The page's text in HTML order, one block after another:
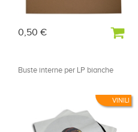
0,50 €
VINILI
Buste interne per LP bianche